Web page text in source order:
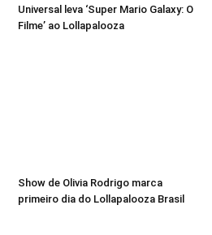
Universal leva ‘Super Mario Galaxy: O
Filme’ ao Lollapalooza
Show de Olivia Rodrigo marca
primeiro dia do Lollapalooza Brasil